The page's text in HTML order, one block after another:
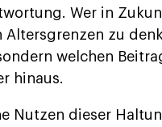
Wer in
Altersgrenzen zu
welchen
hinaus.
Nutzen dieser